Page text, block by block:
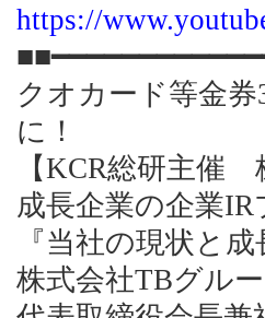
https://
クオカード等金
に！
【KCR総研主催
成長企業の企業
『当社の現状と
株式会社TBグル